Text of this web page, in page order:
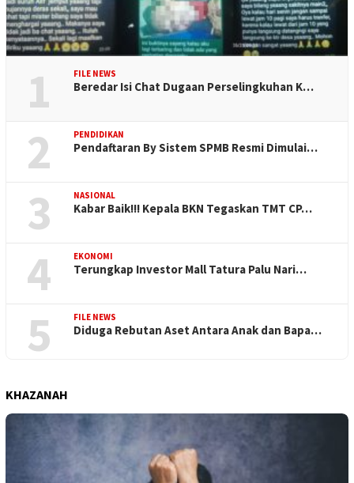
1 FILE NEWS
Beredar Isi Chat Dugaan Perselingkuhan K…
2 PENDIDIKAN
Pendaftaran By Sistem SPMB Resmi Dimulai…
3 NASIONAL
Kabar Baik!!! Kepala BKN Tegaskan TMT CP…
4 EKONOMI
Terungkap Investor Mall Tatura Palu Nari…
5 FILE NEWS
Diduga Rebutan Aset Antara Anak dan Bapa…
KHAZANAH